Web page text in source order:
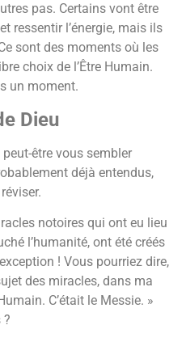
pas. Certains vont être
ressentir l’énergie, mais ils
sont des moments où les
choix de l’Être Humain.
un moment.
Dieu
être vous sembler
déjà entendus,
notoires qui ont eu lieu
l’humanité, ont été créés
! Vous pourriez dire,
des miracles, dans ma
C’était le Messie. »
?